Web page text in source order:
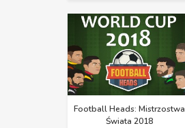
Football Heads: Mistrzostwa
Świata 2018